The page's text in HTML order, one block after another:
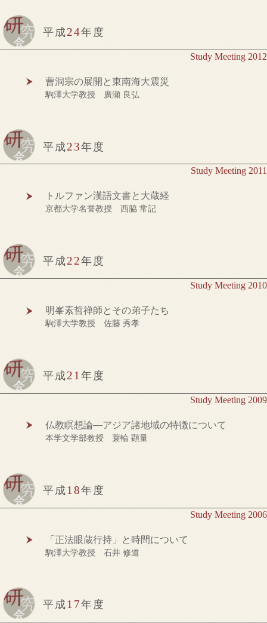
平成24年度
Study Meeting 2012
曹洞宗の展開と東南海大震災
駒澤大学教授 廣瀬 良弘
平成23年度
Study Meeting 2011
トルファン漢語文書と大蔵経
京都大学名誉教授 西脇 常記
平成22年度
Study Meeting 2010
明峯素哲禅師とその弟子たち
駒澤大学教授 佐藤 秀孝
平成21 年度
Study Meeting 2009
仏教瞑想論―アジア諸地域の特徴について
本学文学部教授 蓑輪 顕量
平成18年度
Study Meeting 2006
「正法眼蔵行持」と時間について
駒澤大学教授 石井 修道
平成17年度